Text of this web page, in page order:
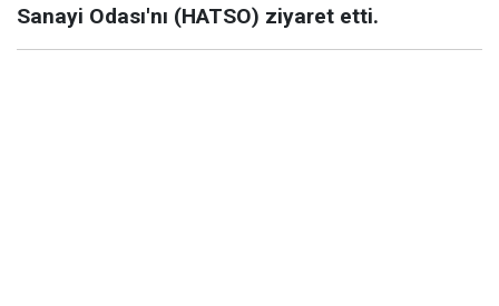
Sanayi Odası'nı (HATSO) ziyaret etti.